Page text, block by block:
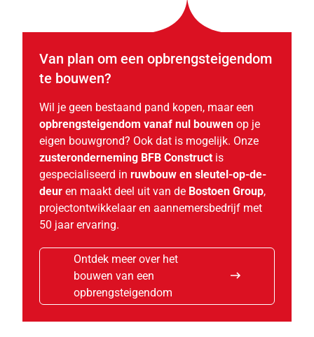
Van plan om een opbrengsteigendom
te bouwen?
Wil je geen bestaand pand kopen, maar een
opbrengsteigendom vanaf nul bouwen op je
eigen bouwgrond? Ook dat is mogelijk. Onze
zusteronderneming BFB Construct is
gespecialiseerd in ruwbouw en sleutel-op-de-
deur en maakt deel uit van de Bostoen Group,
projectontwikkelaar en aannemersbedrijf met
50 jaar ervaring.
Ontdek meer over het
bouwen van een
opbrengsteigendom